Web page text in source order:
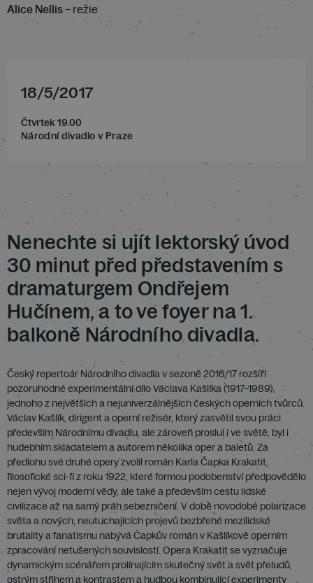
Alice Nellis– režie
18/5/2017
Čtvrtek 19.00
Národní divadlo v Praze
Nenechte si ujít lektorský úvod
30 minut před představením s
dramaturgem Ondřejem
Hučínem, a to ve foyer na 1.
balkoně Národního divadla.
Český repertoár Národního divadla v sezoně 2016/17 rozšíří
pozoruhodné experimentální dílo Václava Kašlíka (1917–1989),
jednoho z největších a nejuniverzálnějších českých operních tvůrců.
Václav Kašlík, dirigent a operní režisér, který zasvětil svou práci
především Národnímu divadlu, ale zároveň proslul i ve světě, byl i
hudebním skladatelem a autorem několika oper a baletů. Za
předlohu své druhé opery zvolil román Karla Čapka Krakatit,
filosofické sci-fi z roku 1922, které formou podobenství předpovědělo
nejen vývoj moderní vědy, ale také a především cestu lidské
civilizace až na samý práh sebezničení. V době novodobé polarizace
světa a nových, neutuchajících projevů bezbřehé mezilidské
brutality a fanatismu nabývá Čapkův román v Kašlíkově operním
zpracování netušených souvislostí. Opera Krakatit se vyznačuje
dynamickým scénářem prolínajícím skutečný svět a svět přeludů,
ostrým střihem a kontrastem a hudbou kombinující experimenty